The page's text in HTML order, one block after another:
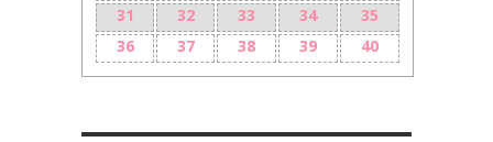
31
32 33 34
35
36
37 38 39 40